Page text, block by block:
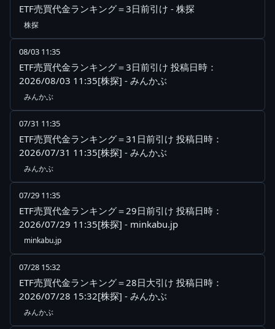
ETF売買代金ランキング＝3日前引け - 株探
株探
08/03 11:35
ETF売買代金ランキング＝3日前引け 投稿日時：
2026/08/03 11:35[株探] - みんかぶ
みんかぶ
07/31 11:35
ETF売買代金ランキング＝31日前引け 投稿日時：
2026/07/31 11:35[株探] - みんかぶ
みんかぶ
07/29 11:35
ETF売買代金ランキング＝29日前引け 投稿日時：
2026/07/29 11:35[株探] - minkabu.jp
minkabu.jp
07/28 15:32
ETF売買代金ランキング＝28日大引け 投稿日時：
2026/07/28 15:32[株探] - みんかぶ
みんかぶ